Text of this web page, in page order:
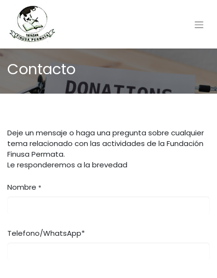
Contacto
Deje un mensaje o haga una pregunta sobre cualquier
tema relacionado con las actividades de la Fundación
Finusa Permata.
Le responderemos a la brevedad
Nombre *
Telefono/WhatsApp*